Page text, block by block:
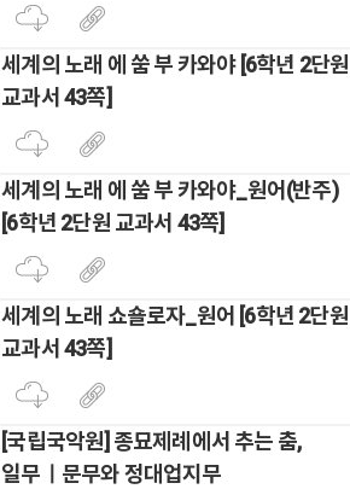
세계의 노래 에 쑴 부 카와야 [6학년 2단원
교과서 43쪽]
세계의 노래 에 쑴 부 카와야_원어(반주)
[6학년 2단원 교과서 43쪽]
세계의 노래 쇼숄로자_원어 [6학년 2단원
교과서 43쪽]
[국립국악원] 종묘제례에서 추는 춤,
일무ㅣ문무와 정대업지무